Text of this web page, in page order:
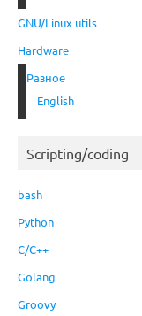
GNU/Linux utils
Hardware
Разное
English
Scripting/coding
bash
Python
C/C++
Golang
Groovy